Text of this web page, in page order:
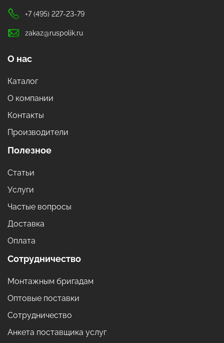
+7 (495) 227-23-79
zakaz@ruspolik.ru
О нас
Каталог
О компании
Контакты
Производители
Полезное
Статьи
Услуги
Частые вопросы
Доставка
Оплата
Сотрудничество
Монтажным бригадам
Оптовые поставки
Сотрудничество
Анкета поставщика услуг